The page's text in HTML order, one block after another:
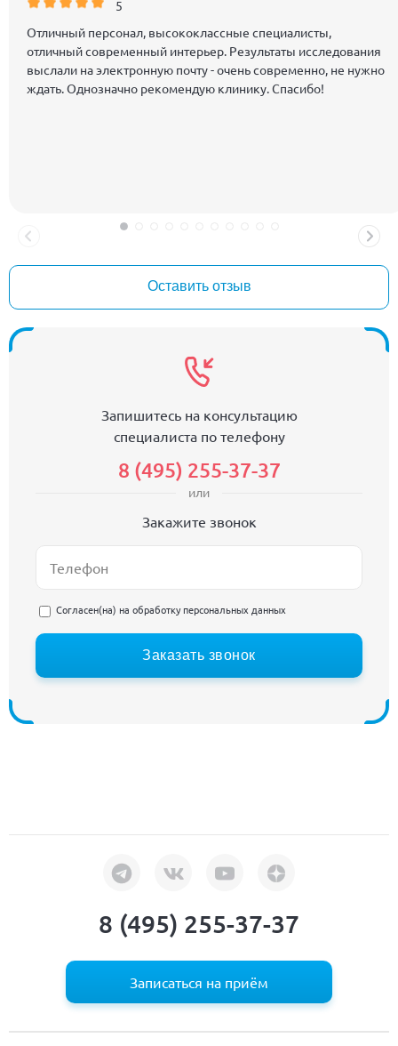
5
Отличный персонал, высококлассные специалисты,
отличный современный интерьер. Результаты исследования
выслали на электронную почту - очень современно, не нужно
ждать. Однозначно рекомендую клинику. Спасибо!
Оставить отзыв
Запишитесь на консультацию
специалиста по телефону
8 (495) 255-37-37
или
Закажите звонок
Согласен(на) на обработку персональных данных
Заказать звонок
8 (495) 255-37-37
Записаться на приём